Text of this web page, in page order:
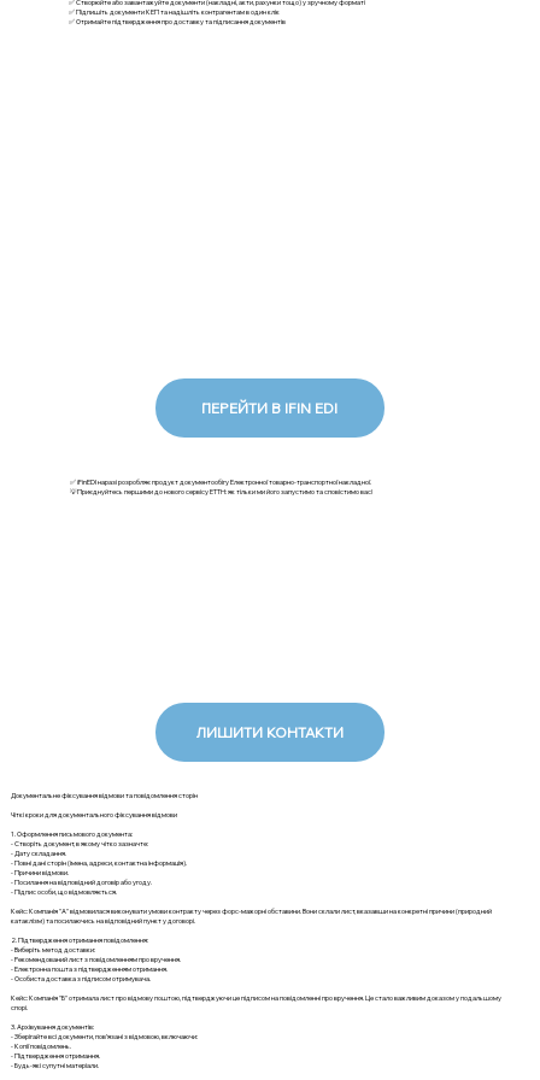
✅ Створюйте або завантажуйте документи (накладні, акти, рахунки тощо) у зручному форматі
✅ Підпишіть документи КЕП та надішліть контрагентам в один клік
✅ Отримайте підтвердження про доставку та підписання документів
ПЕРЕЙТИ В IFIN EDI
✅ iFinEDI наразі розробляє продукт документообігу Електронної товарно-транспортної накладної.
💡Приєднуйтесь першими до нового сервісу ЕТТН: як тільки ми його запустимо та сповістимо вас!
ЛИШИТИ КОНТАКТИ
Документальне фіксування відмови та повідомлення сторін
Чіткі кроки для документального фіксування відмови
1. Оформлення письмового документа:
- Створіть документ, в якому чітко зазначте:
- Дату складання.
- Повні дані сторін (імена, адреси, контактна інформація).
- Причини відмови.
- Посилання на відповідний договір або угоду.
- Підпис особи, що відмовляється.
Кейс: Компанія "А" відмовилася виконувати умови контракту через форс-мажорні обставини. Вони склали лист, вказавши на конкретні причини (природний
катаклізм) та посилаючись на відповідний пункт у договорі.
2. Підтвердження отримання повідомлення:
- Виберіть метод доставки:
- Рекомендований лист з повідомленням про вручення.
- Електронна пошта з підтвердженням отримання.
- Особиста доставка з підписом отримувача.
Кейс: Компанія "Б" отримала лист про відмову поштою, підтверджуючи це підписом на повідомленні про вручення. Це стало важливим доказом у подальшому
спорі.
3. Архівування документів:
- Зберігайте всі документи, пов’язані з відмовою, включаючи:
- Копії повідомлень.
- Підтвердження отримання.
- Будь-які супутні матеріали.